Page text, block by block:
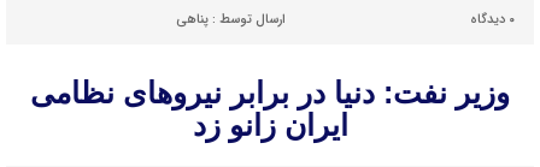
۰ دیدگاه ارسال توسط :پناهی
وزیر نفت: دنیا در برابر نیروهای نظامی
ایران زانو زد